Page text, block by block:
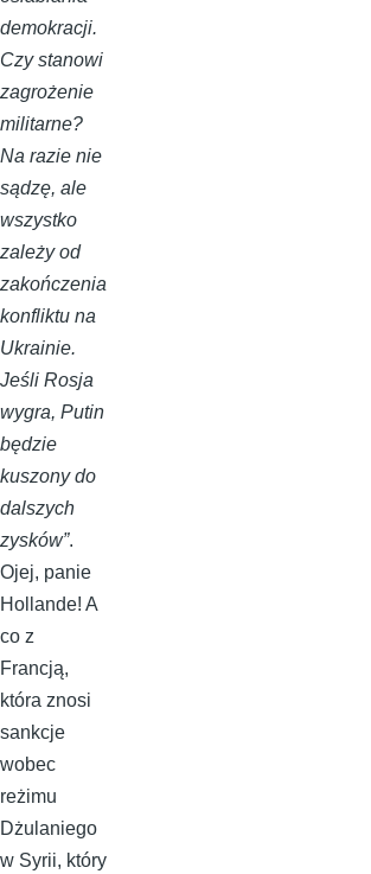
demokracji.
Czy stanowi
zagrożenie
militarne?
Na razie nie
sądzę, ale
wszystko
zależy od
zakończenia
konfliktu na
Ukrainie.
Jeśli Rosja
wygra, Putin
będzie
kuszony do
dalszych
zysków”.
Ojej, panie
Hollande! A
co z
Francją,
która znosi
sankcje
wobec
reżimu
Dżulaniego
w Syrii, który